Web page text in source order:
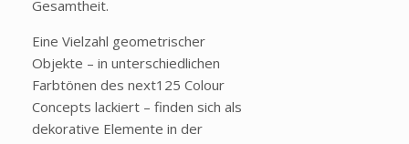
Gesamtheit.
Eine Vielzahl geometrischer
Objekte – in unterschiedlichen
Farbtönen des next125 Colour
Concepts lackiert – finden sich als
dekorative Elemente in der